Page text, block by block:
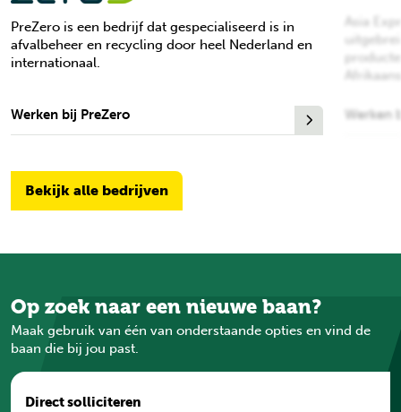
PreZero is een bedrijf dat gespecialiseerd is in
afvalbeheer en recycling door heel Nederland en
internationaal.
Werken bij PreZero
Asia
Werken
Bekijk alle bedrijven
Op zoek naar een nieuwe baan?
Maak gebruik van één van onderstaande opties en vind de
baan die bij jou past.
Direct solliciteren